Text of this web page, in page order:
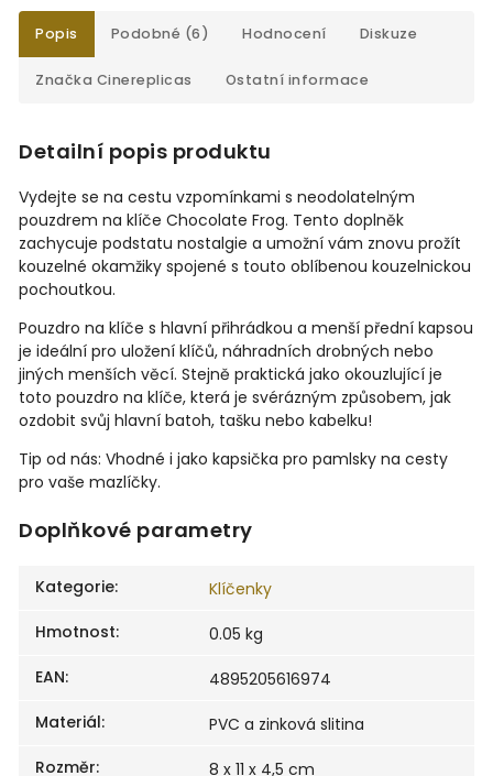
Popis Podobné (6) Hodnocení Diskuze
Značka Cinereplicas Ostatní informace
Detailní popis produktu
Vydejte se na cestu vzpomínkami s neodolatelným
pouzdrem na klíče Chocolate Frog. Tento doplněk
zachycuje podstatu nostalgie a umožní vám znovu prožít
kouzelné okamžiky spojené s touto oblíbenou kouzelnickou
pochoutkou.
Pouzdro na klíče s hlavní přihrádkou a menší přední kapsou
je ideální pro uložení klíčů, náhradních drobných nebo
jiných menších věcí. Stejně praktická jako okouzlující je
toto pouzdro na klíče, která je svérázným způsobem, jak
ozdobit svůj hlavní batoh, tašku nebo kabelku!
Tip od nás: Vhodné i jako kapsička pro pamlsky na cesty
pro vaše mazlíčky.
Doplňkové parametry
Kategorie:
Klíčenky
Hmotnost:
0.05 kg
EAN:
4895205616974
Materiál:
PVC a zinková slitina
Rozměr: 8 x 11 x 4,5 cm